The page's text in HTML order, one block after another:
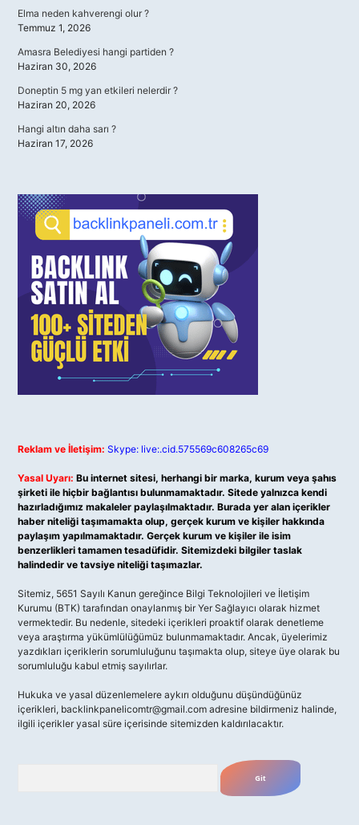
Elma neden kahverengi olur ?
Temmuz 1, 2026
Amasra Belediyesi hangi partiden ?
Haziran 30, 2026
Doneptin 5 mg yan etkileri nelerdir ?
Haziran 20, 2026
Hangi altın daha sarı ?
Haziran 17, 2026
Reklam ve İletişim: Skype: live:.cid.575569c608265c69
Yasal Uyarı: Bu internet sitesi, herhangi bir marka, kurum veya şahıs
şirketi ile hiçbir bağlantısı bulunmamaktadır. Sitede yalnızca kendi
hazırladığımız makaleler paylaşılmaktadır. Burada yer alan içerikler
haber niteliği taşımamakta olup, gerçek kurum ve kişiler hakkında
paylaşım yapılmamaktadır. Gerçek kurum ve kişiler ile isim
benzerlikleri tamamen tesadüfidir. Sitemizdeki bilgiler taslak
halindedir ve tavsiye niteliği taşımazlar.
Sitemiz, 5651 Sayılı Kanun gereğince Bilgi Teknolojileri ve İletişim
Kurumu (BTK) tarafından onaylanmış bir Yer Sağlayıcı olarak hizmet
vermektedir. Bu nedenle, sitedeki içerikleri proaktif olarak denetleme
veya araştırma yükümlülüğümüz bulunmamaktadır. Ancak, üyelerimiz
yazdıkları içeriklerin sorumluluğunu taşımakta olup, siteye üye olarak bu
sorumluluğu kabul etmiş sayılırlar.
Hukuka ve yasal düzenlemelere aykırı olduğunu düşündüğünüz
içerikleri, backlinkpanelicomtr@gmail.com adresine bildirmeniz halinde,
ilgili içerikler yasal süre içerisinde sitemizden kaldırılacaktır.